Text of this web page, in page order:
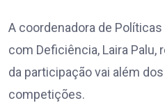
A coordenadora de
com Deficiência, Laira
da participação vai além
competições.